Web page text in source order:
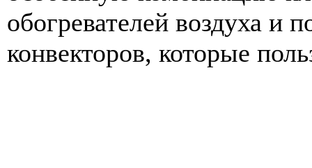
обогревателей воздуха и
конвекторов, которые